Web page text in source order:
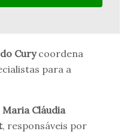
Curycoordena
para a
Maria Cláudia
, responsáveis por